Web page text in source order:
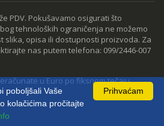
PDV. Pokušavamo osigurati što
tehnoloških ograničenja ne možemo
slika, opisa ili dostupnosti proizvoda. Za
nas putem telefona: 099/2446-007
u Euro po fiksnom tečaju
Prihvaćam
poboljšali Vaše
kolačićima pročitajte